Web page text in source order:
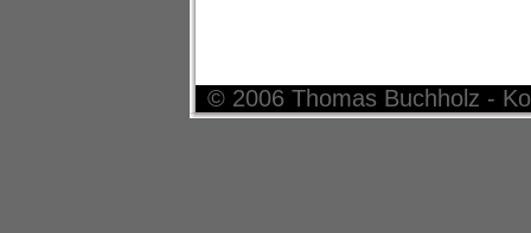
© 2006 Thomas Buchholz -